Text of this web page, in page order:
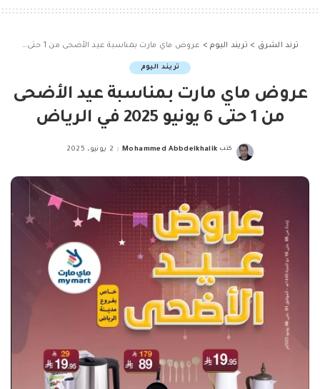
ترند الشرق > تريند اليوم> عروض ماي مارت بمناسبة عيد الأضحى من 1 حتى 6 يونيو 2025 في الرياض
تريند اليوم
عروض ماي مارت بمناسبة عيد الأضحى
من 1 حتى 6 يونيو 2025 في الرياض
Posted
كتب Mohammed Abbdelkhalik 2 يونيو، 2025